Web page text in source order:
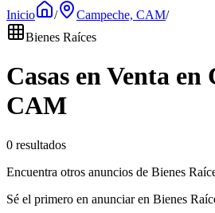
Inicio / Campeche, CAM/
Bienes Raíces
Casas en Venta en
CAM
0 resultados
Encuentra otros anuncios de Bienes
Sé el primero en anunciar en Bienes